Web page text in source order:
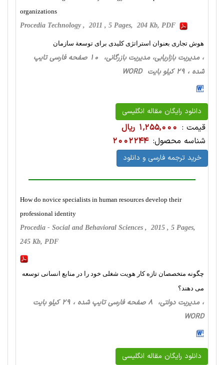
organizations
Procedia Technology , 2011 , 5 Pages, 204 Kb, PDF
هوش تجاری بعنوان استراتژی کلیدی برای توسعة سازمان
، مدیریت بازاریابی، مدیریت بازرگانی، 10 صفحه فارسی تایپ
شده ، 29 کیلو بایت WORD
دانلود رایگان مقاله انگلیسی
قیمت : 1,255,000 ریال
شناسه محصول: 2002244
خرید ترجمه فارسی و دانلود
How do novice specialists in human resources develop their
professional identity
Procedia - Social and Behavioral Sciences , 2015 , 5 Pages,
245 Kb, PDF
چگونه متخصصان تازه کار هویت شغلی خود را در منابع انسانی توسعه
می دهند؟
، مدیریت دولتی، 8 صفحه فارسی تایپ شده ، 29 کیلو بایت
WORD
دانلود رایگان مقاله انگلیسی